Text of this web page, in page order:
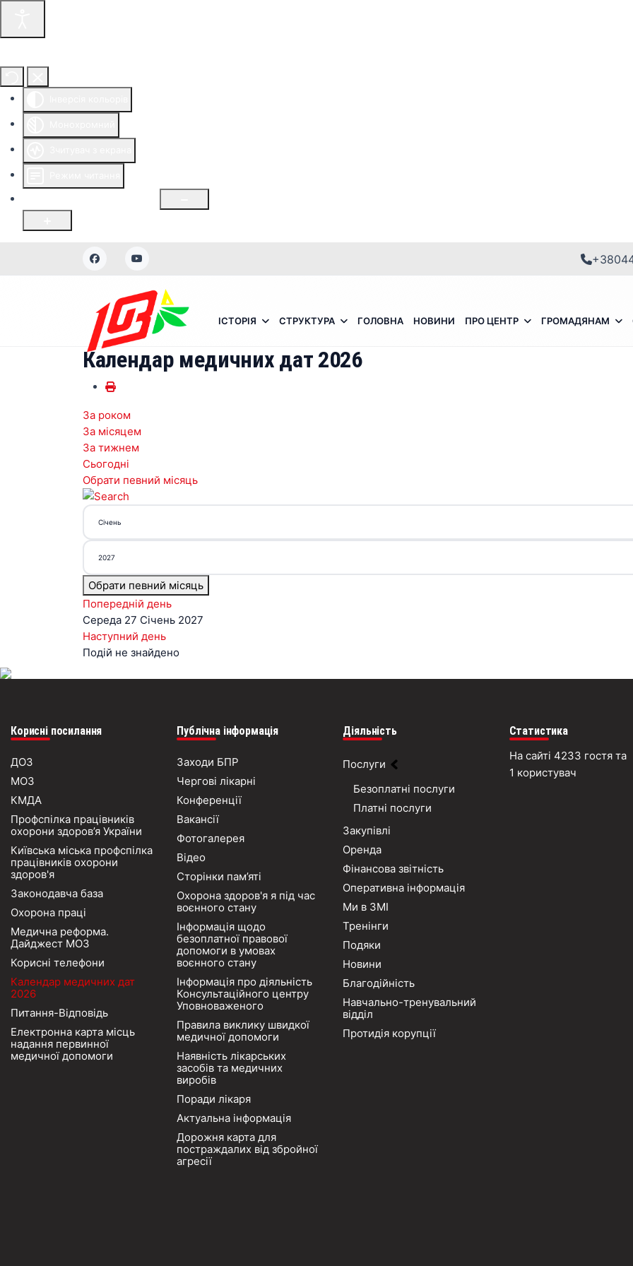
ІСТОРІЯ СТРУКТУРА ГОЛОВНА НОВИНИ ПРО ЦЕНТР ГРОМАДЯНАМ
Календар медичних дат 2026
За роком
За місяцем
За тижнем
Сьогодні
Обрати певний місяць
Обрати певний місяць
Попередній день
Середа 27 Січень 2027
Наступний день
Подій не знайдено
Корисні посилання
ДОЗ
МОЗ
КМДА
Профспілка працівників
охорони здоров’я України
Київська міська профспілка
працівників охорони
здоров'я
Законодавча база
Охорона праці
Медична реформа.
Дайджест МОЗ
Корисні телефони
Календар медичних дат
2026
Питання-Відповідь
Електронна карта місць
надання первинної
медичної допомоги
Публічна інформація
Заходи БПР
Чергові лікарні
Конференції
Вакансії
Фотогалерея
Відео
Сторінки пам’яті
Охорона здоров'я я під час
воєнного стану
Інформація щодо
безоплатної правової
допомоги в умовах
воєнного стану
Інформація про діяльність
Консультаційного центру
Уповноваженого
Правила виклику швидкої
медичної допомоги
Наявність лікарських
засобів та медичних
виробів
Поради лікаря
Актуальна інформація
Дорожня карта для
постраждалих від збройної
агресії
Діяльність
Послуги
Безоплатні послуги
Платні послуги
Закупівлі
Оренда
Фінансова звітність
Оперативна інформація
Ми в ЗМІ
Тренінги
Подяки
Новини
Благодійність
Навчально-тренувальний
відділ
Протидія корупції
Статистика
На сайті 4233 гостя та
1 користувач